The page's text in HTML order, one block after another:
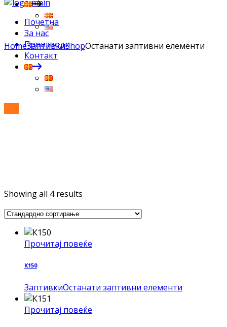
Почетна
За нас
Производи
Контакт
HomeЗаптивкиShopОстанати заптивни елементи
Showing all 4 results
Прочитај повеќе
К150
ЗаптивкиОстанати заптивни елементи
Прочитај повеќе